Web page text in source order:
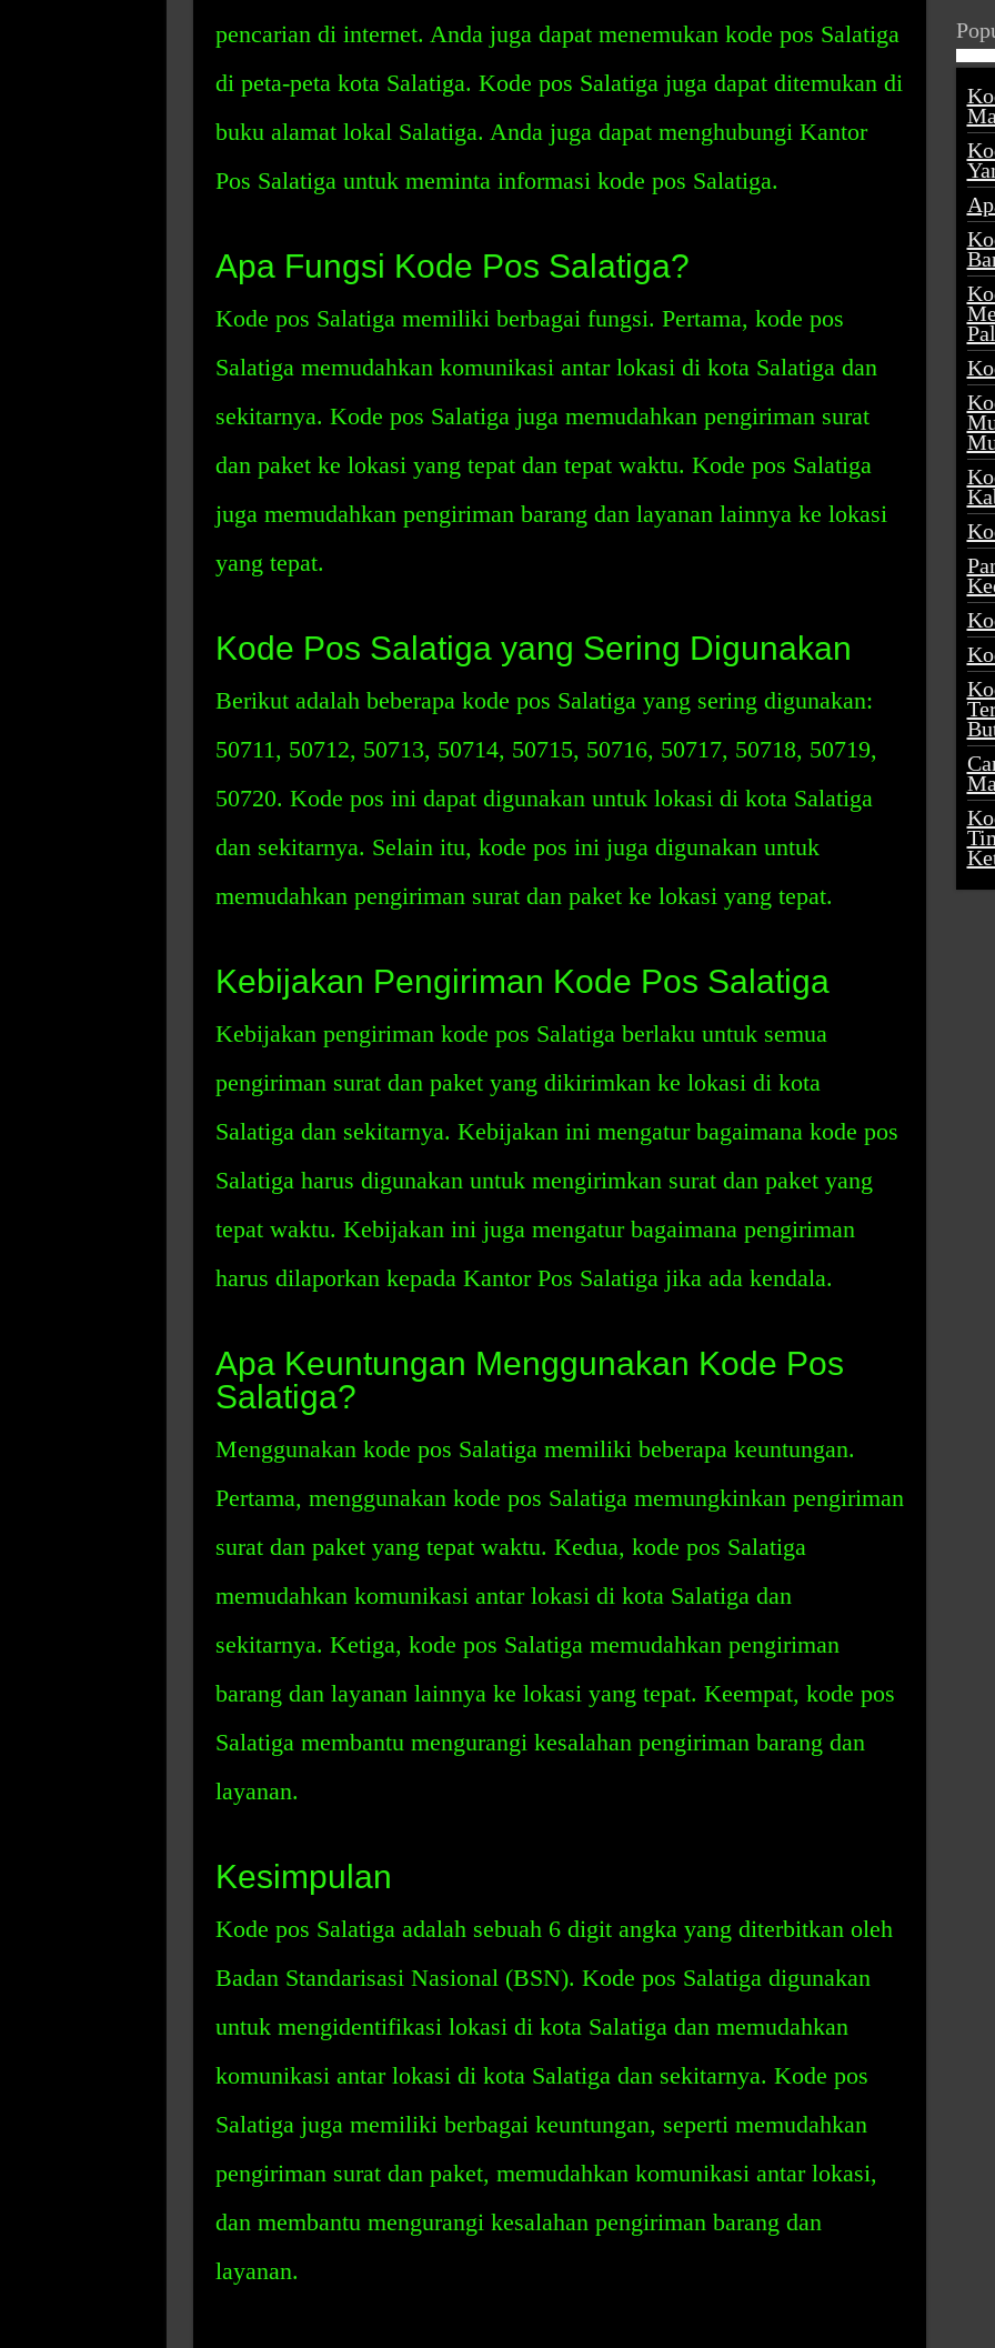
pencarian di internet. Anda juga dapat menemukan kode pos Salatiga
di peta-peta kota Salatiga. Kode pos Salatiga juga dapat ditemukan di
buku alamat lokal Salatiga. Anda juga dapat menghubungi Kantor
Pos Salatiga untuk meminta informasi kode pos Salatiga.
Apa Fungsi Kode Pos Salatiga?
Kode pos Salatiga memiliki berbagai fungsi. Pertama, kode pos
Salatiga memudahkan komunikasi antar lokasi di kota Salatiga dan
sekitarnya. Kode pos Salatiga juga memudahkan pengiriman surat
dan paket ke lokasi yang tepat dan tepat waktu. Kode pos Salatiga
juga memudahkan pengiriman barang dan layanan lainnya ke lokasi
yang tepat.
Kode Pos Salatiga yang Sering Digunakan
Berikut adalah beberapa kode pos Salatiga yang sering digunakan:
50711, 50712, 50713, 50714, 50715, 50716, 50717, 50718, 50719,
50720. Kode pos ini dapat digunakan untuk lokasi di kota Salatiga
dan sekitarnya. Selain itu, kode pos ini juga digunakan untuk
memudahkan pengiriman surat dan paket ke lokasi yang tepat.
Kebijakan Pengiriman Kode Pos Salatiga
Kebijakan pengiriman kode pos Salatiga berlaku untuk semua
pengiriman surat dan paket yang dikirimkan ke lokasi di kota
Salatiga dan sekitarnya. Kebijakan ini mengatur bagaimana kode pos
Salatiga harus digunakan untuk mengirimkan surat dan paket yang
tepat waktu. Kebijakan ini juga mengatur bagaimana pengiriman
harus dilaporkan kepada Kantor Pos Salatiga jika ada kendala.
Apa Keuntungan Menggunakan Kode Pos
Salatiga?
Menggunakan kode pos Salatiga memiliki beberapa keuntungan.
Pertama, menggunakan kode pos Salatiga memungkinkan pengiriman
surat dan paket yang tepat waktu. Kedua, kode pos Salatiga
memudahkan komunikasi antar lokasi di kota Salatiga dan
sekitarnya. Ketiga, kode pos Salatiga memudahkan pengiriman
barang dan layanan lainnya ke lokasi yang tepat. Keempat, kode pos
Salatiga membantu mengurangi kesalahan pengiriman barang dan
layanan.
Kesimpulan
Kode pos Salatiga adalah sebuah 6 digit angka yang diterbitkan oleh
Badan Standarisasi Nasional (BSN). Kode pos Salatiga digunakan
untuk mengidentifikasi lokasi di kota Salatiga dan memudahkan
komunikasi antar lokasi di kota Salatiga dan sekitarnya. Kode pos
Salatiga juga memiliki berbagai keuntungan, seperti memudahkan
pengiriman surat dan paket, memudahkan komunikasi antar lokasi,
dan membantu mengurangi kesalahan pengiriman barang dan
layanan.